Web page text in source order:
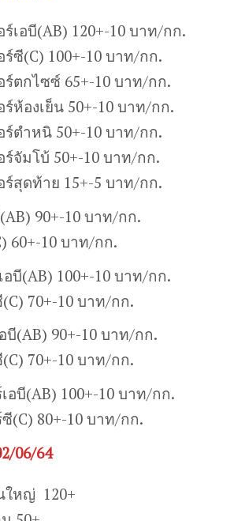
เอบี(AB) 120+-10 บาท/กก.
ซี(C) 100+-10 บาท/กก.
ร์ตกไซซ์ 65+-10 บาท/กก.
ห้องเย็น 50+-10 บาท/กก.
ร์ตำหนิ 50+-10 บาท/กก.
จัมโบ้ 50+-10 บาท/กก.
ร์สุดท้าย 15+-5 บาท/กก.
90+-10 บาท/กก.
60+-10 บาท/กก.
บี(AB) 100+-10 บาท/กก.
70+-10 บาท/กก.
บี(AB) 90+-10 บาท/กก.
70+-10 บาท/กก.
อบี(AB) 100+-10 บาท/กก.
(C) 80+-10 บาท/กก.
06/64
ใหญ่ 120+